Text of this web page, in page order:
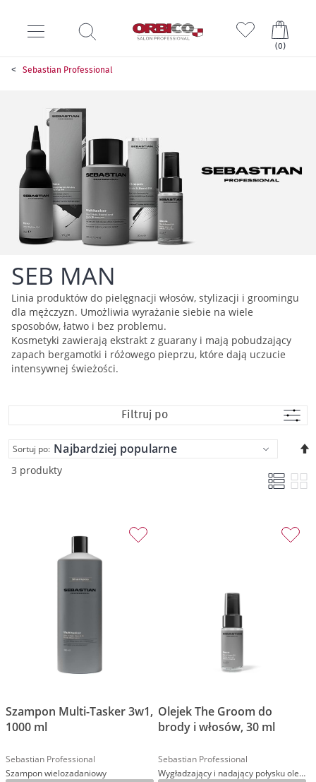
(0)
Sebastian Professional
SEB MAN
Linia produktów do pielęgnacji włosów, stylizacji i groomingu
dla mężczyzn. Umożliwia wyrażanie siebie na wiele
sposobów, łatwo i bez problemu.
Kosmetyki zawierają ekstrakt z guarany i mają pobudzający
zapach bergamotki i różowego pieprzu, które dają uczucie
intensywnej świeżości.
Filtruj po
3 produkty
Sortuj po:
Szampon Multi-Tasker 3w1,
1000 ml
Sebastian Professional
Szampon wielozadaniowy
Olejek The Groom do
brody i włosów, 30 ml
Sebastian Professional
Wygładzający i nadający połysku olejek